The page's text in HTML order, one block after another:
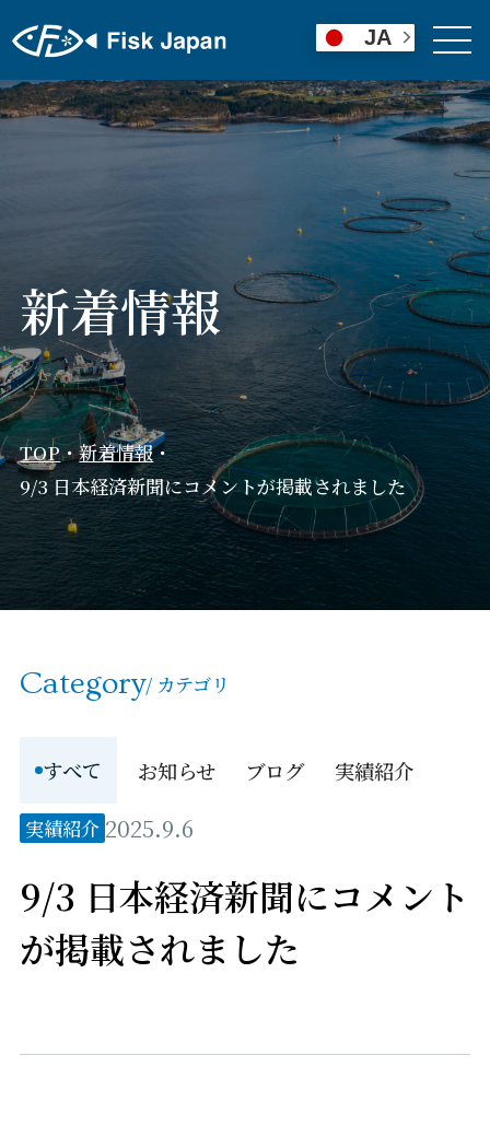
新着情報
TOP・新着情報・
9/3 日本経済新聞にコメントが掲載されました
Category/ カテゴリ
すべて お知らせ ブログ 実績紹介
実績紹介 2025.9.6
9/3 日本経済新聞にコメント
が掲載されました
JA